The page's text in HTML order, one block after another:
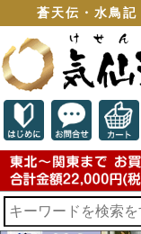
蒼天伝・水鳥記